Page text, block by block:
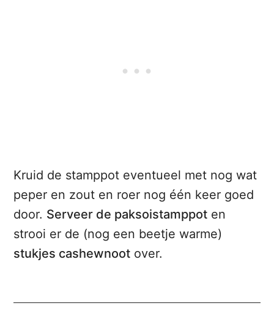
Kruid de stamppot eventueel met nog wat
peper en zout en roer nog één keer goed
door. Serveer de paksoistamppot en
strooi er de (nog een beetje warme)
stukjes cashewnoot over.